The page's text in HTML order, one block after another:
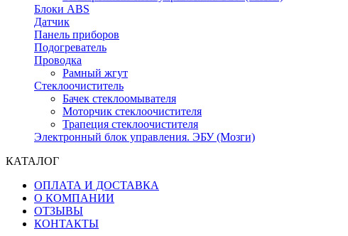
Блоки ABS
Датчик
Панель приборов
Подогреватель
Проводка
Рамный жгут
Стеклоочиститель
Бачек стеклоомывателя
Моторчик стеклоочистителя
Трапеция стеклоочистителя
Электронный блок управления. ЭБУ (Мозги)
КАТАЛОГ
ОПЛАТА И ДОСТАВКА
О КОМПАНИИ
ОТЗЫВЫ
КОНТАКТЫ